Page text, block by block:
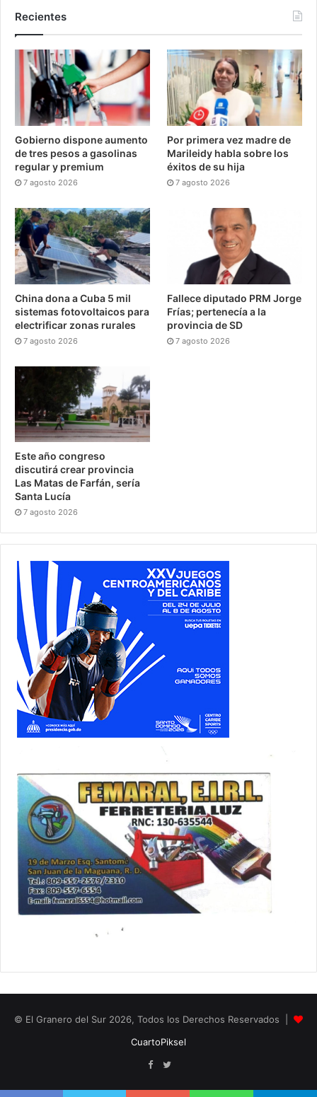
Recientes
Gobierno dispone aumento
de tres pesos a gasolinas
regular y premium
7 agosto 2026
Por primera vez madre de
Marileidy habla sobre los
éxitos de su hija
7 agosto 2026
China dona a Cuba 5 mil
sistemas fotovoltaicos para
electrificar zonas rurales
7 agosto 2026
Fallece diputado PRM Jorge
Frías; pertenecía a la
provincia de SD
7 agosto 2026
Este año congreso
discutirá crear provincia
Las Matas de Farfán, sería
Santa Lucía
7 agosto 2026
© El Granero del Sur 2026, Todos los Derechos Reservados |
CuartoPiksel